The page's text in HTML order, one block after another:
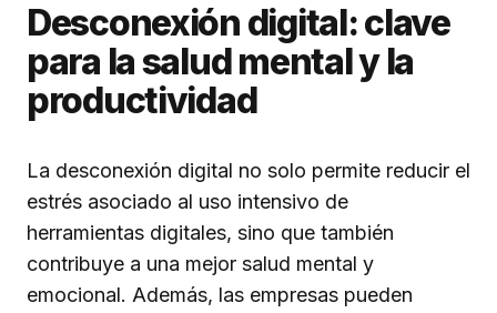
Desconexión digital: clave
para la salud mental y la
productividad
La desconexión digital no solo permite reducir el
estrés asociado al uso intensivo de
herramientas digitales, sino que también
contribuye a una mejor salud mental y
emocional. Además, las empresas pueden